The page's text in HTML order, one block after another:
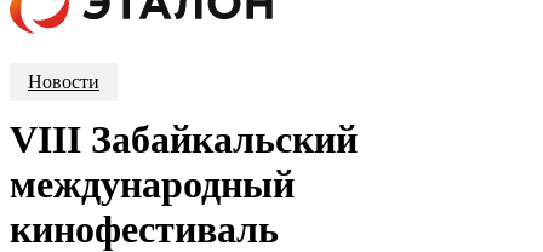
Новости
VIII Забайкальский
международный
кинофестиваль